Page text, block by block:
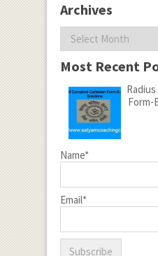
Archives
Archives
Most Recent
Form-
Name*
Email*